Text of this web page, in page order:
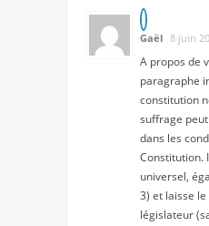
Gaël 8 juin
A propos de
paragraphe
constitution
suffrage
dans les
Constitution.
universel,
3) et laisse
législateur